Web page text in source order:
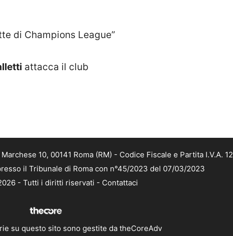
di Champions League”
attacca il club
10, 00141 Roma (RM) - Codice Fiscale e Partita I.V.A.
il Tribunale di Roma con n°45/2023 del 07/03/2023
- Tutti i diritti riservati - Contattaci
su questo sito sono gestite da theCoreAdv